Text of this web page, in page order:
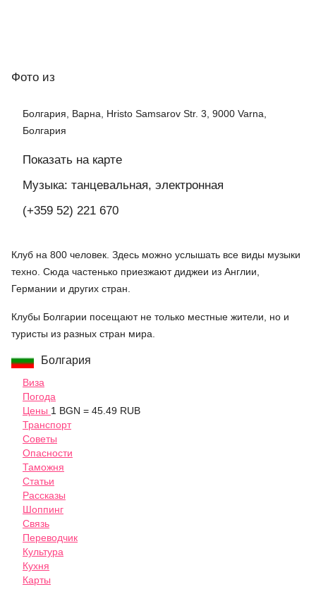
Фото из
Болгария, Варна, Hristo Samsarov Str. 3, 9000 Varna,
Болгария
Показать на карте
Музыка: танцевальная, электронная
(+359 52) 221 670
Клуб на 800 человек. Здесь можно услышать все виды музыки
техно. Сюда частенько приезжают диджеи из Англии,
Германии и других стран.
Клубы Болгарии посещают не только местные жители, но и
туристы из разных стран мира.
Болгария
Виза
Погода
Цены 1 BGN = 45.49 RUB
Транспорт
Советы
Опасности
Таможня
Статьи
Рассказы
Шоппинг
Связь
Переводчик
Культура
Кухня
Карты